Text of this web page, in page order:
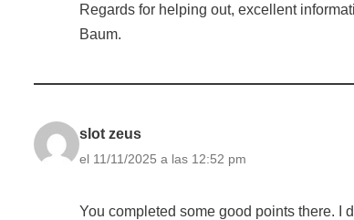
Regards for helping out, excellent
Baum.
slot zeus
el 11/11/2025 a las 12:52 pm
You completed some good points there. I